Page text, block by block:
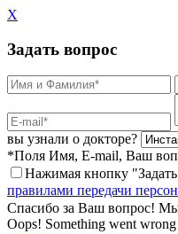
X
Задать вопрос
вы узнали о докторе?
*Поля Имя, E-mail, Ваш
Нажимая кнопку
правилами передачи
Спасибо за Ваш вопрос!
Oops! Something went